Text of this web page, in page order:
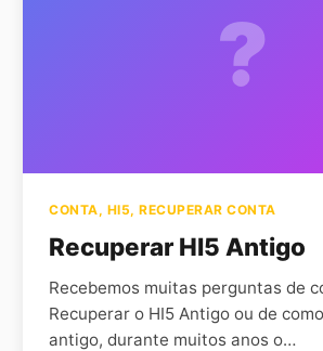
?
CONTA, HI5, RECUPERAR CONTA
Recuperar HI5 Antigo
Recebemos muitas perguntas de
Recuperar o HI5 Antigo ou de
antigo, durante muitos anos o…